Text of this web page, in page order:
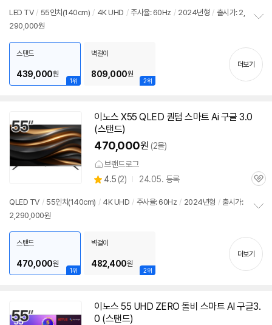
LED TV / 55인치 (140cm) / 4KUHD / 주사율: 60Hz / 2024년형 / 출시가: 2,
290,000원
치
기
1위
스탠드
439,000원
2위
벽걸이
809,000원
더보기
이노스 X55 QLED 퀀텀 스마트 Ai 구글 3.0
(스탠드)
470,000원 (2몰)
브랜드로그
별
점
4.5 (상
리
2) 24.05. 등록
관
QLED TV / 55인치 (140cm) / 4KUHD / 주사율: 60Hz / 2024년형 / 출시가:
2,290,000원
치
기
1위
스탠드
470,000원
2위
벽걸이
482,400원
더보기
이노스 55 UHD ZERO 돌비 스마트 AI 구글3.
0 (스탠드)